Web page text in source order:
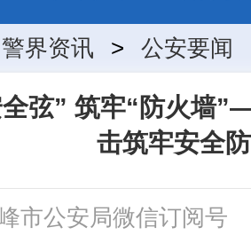
警界资讯 > 公安要闻
弦” 筑牢“防火墙
击筑牢安全
市公安局微信订阅号